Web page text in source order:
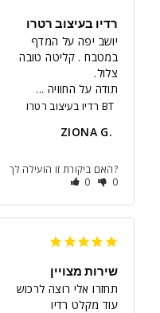
רדיו בעיצוב רטרו
יושב יפה על המדף
במטבח . קליטה טובה
תודה על החוויה ...
רדיו בעיצוב רטרו BT
ZIONA G.
האם ביקורת זו הועילה לך?
0
0
שירות מצויין
עוד מקלט רדיו